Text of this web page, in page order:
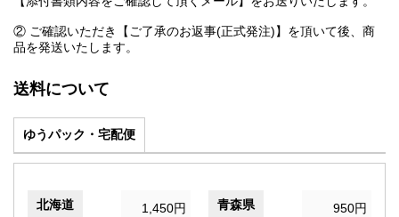
② ご確認いただき【ご了承のお返事(正式発注)】を頂いて後、商
品を発送いたします。
送料について
ゆうパック・宅配便
北海道 1,450円 青森県 950円